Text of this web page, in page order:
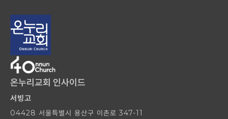
온누리교회 인사이드
서빙고
04428 서울특별시 용산구 이촌로 347-11